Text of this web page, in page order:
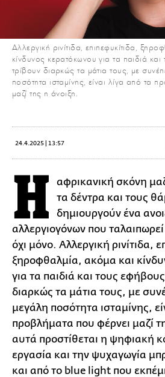
Αλλεργική ρινίτιδα, επιπεφυκίτιδα,
κίνδυνος κερατόκωνου για τα παιδιά
τρίβουν διαρκώς τα μάτια τους, με
ποσότητα ισταμίνης, είναι λίγα από τα
μαζί της η άνοιξη.
24.4.2025 | 13:57
H
αφρικανική σκόνη
τα δέντρα και τους
δημιουργούν ένα
αλλεργιογόνων που
όχι μόνο. Αλλεργική ρινίτιδα,
ξηροφθαλμία, ακόμα και
για τα παιδιά και τους
διαρκώς τα μάτια τους, με
μεγάλη ποσότητα ισταμίνης,
προβλήματα που φέρνει μαζί
αυτά προστίθεται η ψηφιακή
εργασία και την ψυχαγωγία
και από το blue light που